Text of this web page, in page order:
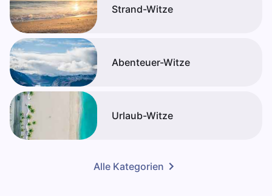
Strand-Witze
Abenteuer-Witze
Urlaub-Witze
Alle Kategorien